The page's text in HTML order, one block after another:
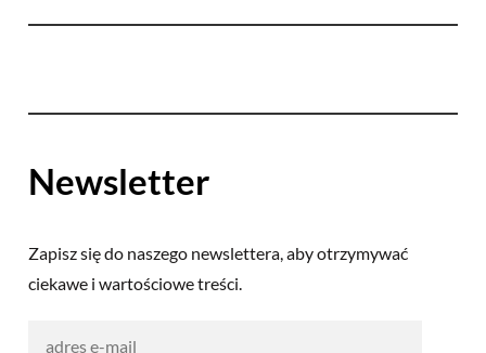
Newsletter
Zapisz się do naszego newslettera, aby otrzymywać
ciekawe i wartościowe treści.